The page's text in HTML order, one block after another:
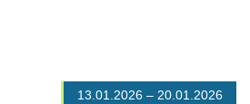
13.01.2026 – 20.01.2026